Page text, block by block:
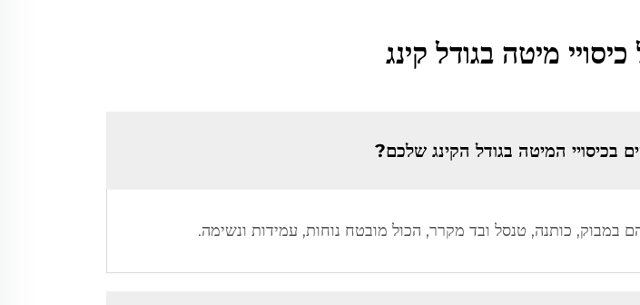
מיטה בגודל קינג
בכיסויי המיטה בגודל הקינג שלכם?
במבוק, כותנה, טנסל ובד מקרר, הכול מובטח נוחות, עמידות ונשימה.